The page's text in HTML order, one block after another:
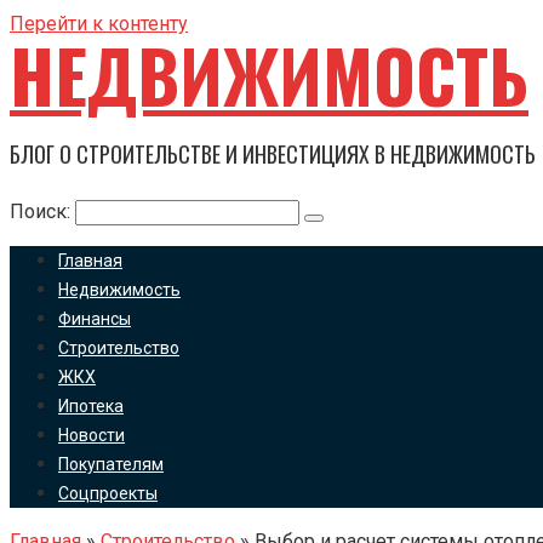
Перейти к контенту
НЕДВИЖИМОСТЬ
БЛОГ О СТРОИТЕЛЬСТВЕ И ИНВЕСТИЦИЯХ В НЕДВИЖИМОСТЬ
Поиск:
Главная
Недвижимость
Финансы
Строительство
ЖКХ
Ипотека
Новости
Покупателям
Соцпроекты